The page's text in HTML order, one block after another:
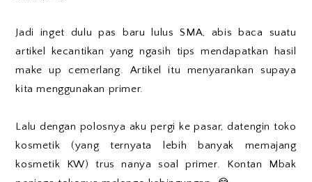
Jadi inget dulu pas baru lulus SMA, abis baca suatu
artikel kecantikan yang ngasih tips mendapatkan hasil
make up cemerlang. Artikel itu menyarankan supaya
kita menggunakan primer.
Lalu dengan polosnya aku pergi ke pasar, datengin toko
kosmetik (yang ternyata lebih banyak memajang
kosmetik KW) trus nanya soal primer. Kontan Mbak